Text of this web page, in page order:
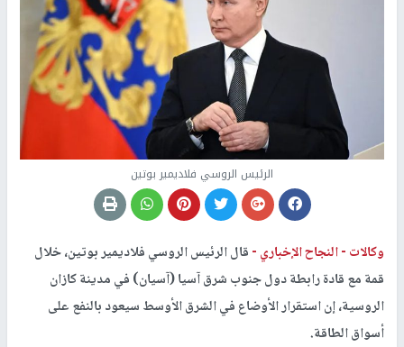
الرئيس الروسي فلاديمير بوتين
وكالات -النجاح الإخباري -قال الرئيس الروسي فلاديمير بوتين، خلال
قمة مع قادة رابطة دول جنوب شرق آسيا (آسيان) في مدينة كازان
الروسية، إن استقرار الأوضاع في الشرق الأوسط سيعود بالنفع على
أسواق الطاقة.